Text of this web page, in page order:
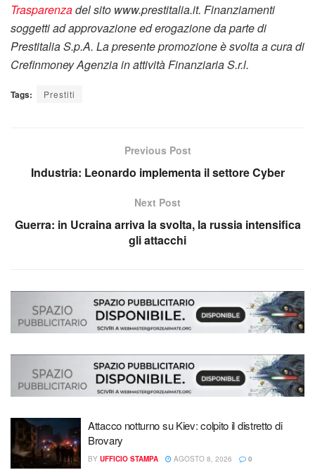
Trasparenzadel sito www.prestitalia.it. Finanziamenti
soggetti ad approvazione ed erogazione da parte di
Prestitalia S.p.A. La presente promozione è svolta a cura di
Crefinmoney Agenzia in attività Finanziaria S.r.l.
Tags: Prestiti
Previous Post
Industria: Leonardo implementa il settore Cyber
Next Post
Guerra: in Ucraina arriva la svolta, la russia intensifica
gli attacchi
Attacco notturno su Kiev: colpito il distretto di
Brovary
BY UFFICIO STAMPA AGOSTO 8, 2026 0